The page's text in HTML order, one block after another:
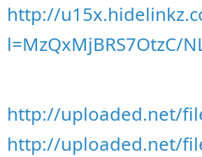
http://
l=MzQxMjBRS7OtzC/
http://uploaded.net/
http://uploaded.net/